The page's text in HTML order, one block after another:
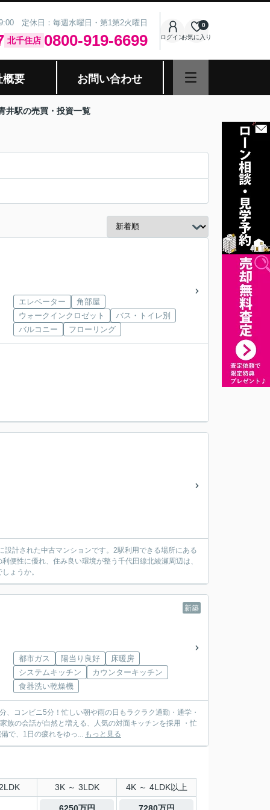
定休日：毎週水曜日・第1第2火曜日
北千住店 0800-919-6699 ログインお気に入り
0
概要 お問い合わせ
井駅の売買・投資一覧
エレベーター
角部屋
ウォークインクロゼット
バス・トイレ別
バルコニー
フローリング
計された中古マンションです。2駅利用できる場所にある
便性に優れ、住み良い環境が整う千代田線北綾瀬周辺は、
ょうか。
新築
都市ガス 陽当り良好
床暖房
システムキッチン
カウンターキッチン
食器洗い乾燥機
コンビニ5分！忙しい朝や雨の日もラクラク通勤・通学・
族の会話が自然と増える、人気の対面キッチンを採用 ・忙
で、1日の疲れをゆっ... もっと見る
3K ～ 3LDK 4K ～ 4LDK以上